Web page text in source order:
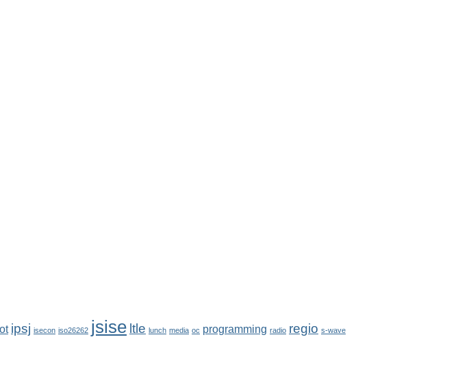
ipsj isecon iso26262 jsise ltle lunch media oc programming radio regio s-wave